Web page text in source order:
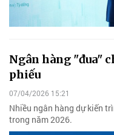
Ngân hàng "đua"
phiếu
07/04/2026 15:21
Nhiều ngân hàng dự kiến
trong năm 2026.